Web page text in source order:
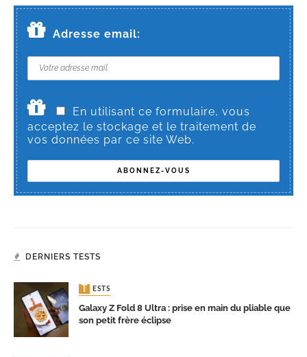
Adresse email:
En utilisant ce formulaire, vous
acceptez le stockage et le traitement de
vos données par ce site Web.
DERNIERS TESTS
TESTS
Galaxy Z Fold 8 Ultra : prise en main du pliable que
son petit frère éclipse